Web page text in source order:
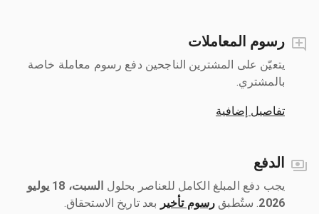
رسوم المعاملات
يتعيّن على المشترين الناجحين دفع رسوم معاملة خاصة
بالمشتري.
تفاصيل إضافية
الدفع
يجب دفع المبلغ الكامل للعناصر بحلول ‎
السبت، 18 يوليو
2026
رسوم تأخير بعد تاريخ الاستحقاق.